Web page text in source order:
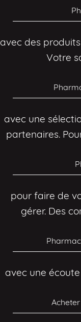
avec des
Votre
avec une
partenaires.
pour faire de
gérer. Des
avec une